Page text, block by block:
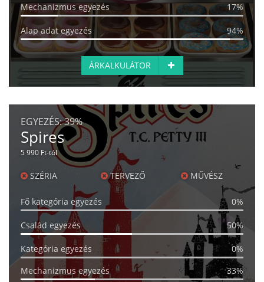
Mechanizmus egyezés
17%
Alap adat egyezés 94%
ÁRKALKULÁTOR
EGYEZÉS:39%
Spires
5 990 Ft-tól
SZÉRIA TERVEZŐ MŰVÉSZ
Fő kategória egyezés 0%
Család egyezés 50%
Kategória egyezés
0%
Mechanizmus egyezés
33%